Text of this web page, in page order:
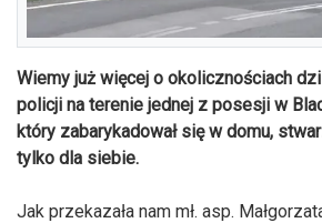
Wiemy już więcej o okolicznościach
policji na terenie jednej z posesji w
który zabarykadował się w domu,
tylko dla siebie.
Jak przekazała nam mł. asp.